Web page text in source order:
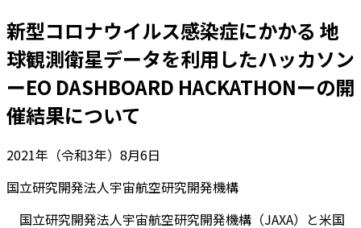
新型コロナウイルス感染症にかかる 地
球観測衛星データを利用したハッカソン
ーEO DASHBOARD HACKATHONーの開
催結果について
2021年（令和3年）8月6日
国立研究開発法人宇宙航空研究開発機構
国立研究開発法人宇宙航空研究開発機構（JAXA）と米国